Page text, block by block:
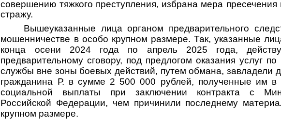
совершению тяжкого преступления, избрана мера
стражу.
Вышеуказанные лица органом предварительного
мошенничестве в особо крупном размере. Так, указанные
конца осени 2024 года по апрель 2025 года,
предварительному сговору, под предлогом оказания услуг
службы вне зоны боевых действий, путем обмана, завладели
гражданина Р. в сумме 2 500 000 рублей, полученные им в
социальной выплаты при заключении контракта с
Российской Федерации, чем причинили последнему
крупном размере.